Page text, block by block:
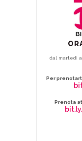
dal martedì
Per
Prenota